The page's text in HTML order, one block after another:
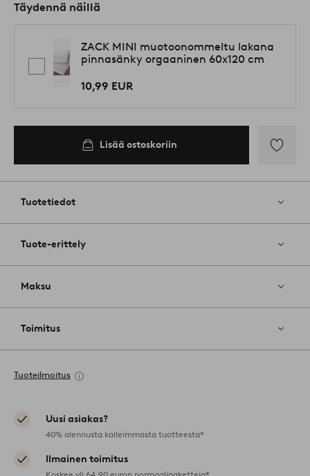
Täydennä näillä
ZACK MINI muotoonommeltu lakana
pinnasänky orgaaninen 60x120 cm
10,99 EUR
Lisää ostoskoriin
Tuotetiedot
Tuote-erittely
Maksu
Toimitus
Tuoteilmoitus
Uusi asiakas?
40% alennusta kalleimmasta tuotteesta*
Ilmainen toimitus